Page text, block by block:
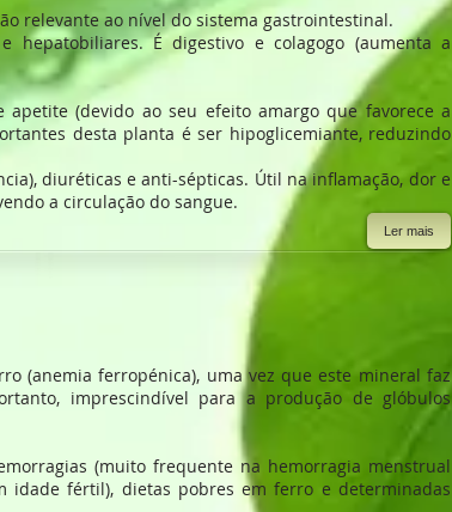
relevante ao nível do sistema gastrointestinal.
hepatobiliares. É digestivo e colagogo (aumenta a
(devido ao seu efeito amargo que favorece a
desta planta é ser hipoglicemiante, reduzindo
diuréticas e anti-sépticas. Útil na inflamação, dor e
a circulação do sangue.
Ler mais
(anemia ferropénica), uma vez que este mineral faz
imprescindível para a produção de glóbulos
(muito frequente na hemorragia menstrual
idade fértil), dietas pobres em ferro e determinadas